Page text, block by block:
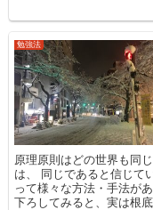
勉強法
原理原則はどの世界も同
は、 同じであると信じて
って様々な方法・手法が
下ろしてみると、実は根